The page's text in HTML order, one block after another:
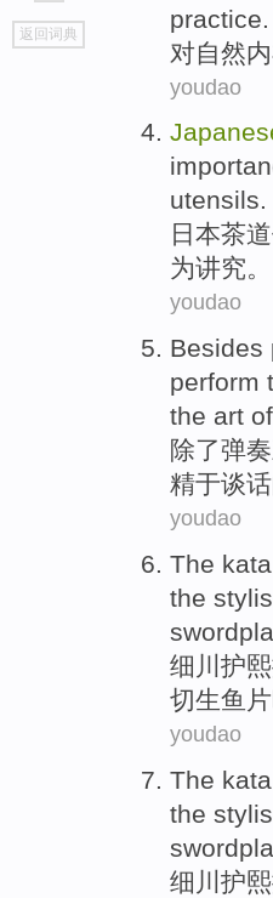
go
top
返回词典
practice
对自然
youdao
utensils.
日本茶道
为讲究。
youdao
Besides
perform
the art of
除了弹奏
精于谈
youdao
The kata
the
细川护
切生鱼片
youdao
The kata
the
细川护